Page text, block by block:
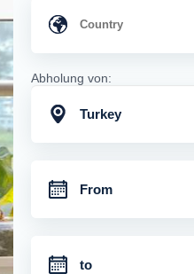
Abholung von:
Turkey